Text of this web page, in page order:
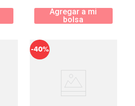
Agregar a mi
bolsa
-40%